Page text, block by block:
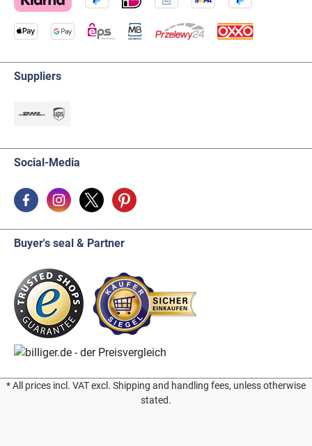
Suppliers
Social-Media
Buyer's seal & Partner
* All prices incl. VAT excl. Shipping and handling fees, unless otherwise
stated.